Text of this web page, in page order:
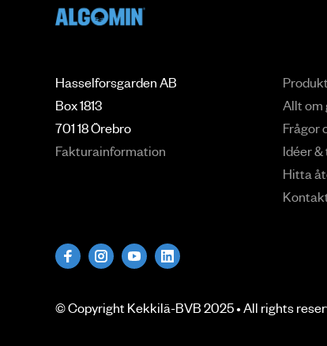
Hasselforsgarden AB
Box 1813
701 18 Örebro
Fakturainformation
Allt om
Frågor
Idéer &
Hitta
© Copyright Kekkilä-BVB 2025 • All rights